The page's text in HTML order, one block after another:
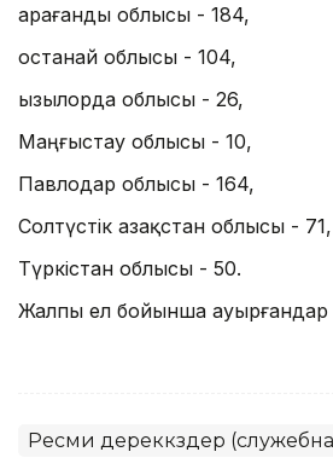
Қарағанды облысы - 184,
Қостанай облысы - 104,
Қызылорда облысы - 26,
Маңғыстау облысы - 10,
Павлодар облысы - 164,
Солтүстік Қазақстан облысы - 71,
Түркістан облысы - 50.
Жалпы ел бойынша ауырғандар
Ресми дереккөздер